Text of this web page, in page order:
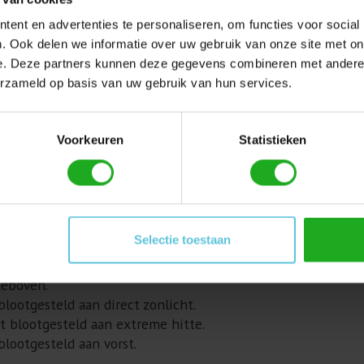
en advertenties te personaliseren, om functies voor
Ook delen we informatie over uw gebruik van onze site met
Deze partners kunnen deze gegevens combineren met
op basis van uw gebruik van hun services.
Voorkeuren Statistieken
Selectie toestaan
(onder 15°C/59°F kan het klimmen beïnvloed worden)
PPM
de toegang tot de filterruimte voor een eenvoudige
uit het zwembad. Daarnaast heeft de
tussen 0-30°C (32-86°F).
aan direct zonlicht.
blootgesteld aan extreme hitte.
aan vorst.